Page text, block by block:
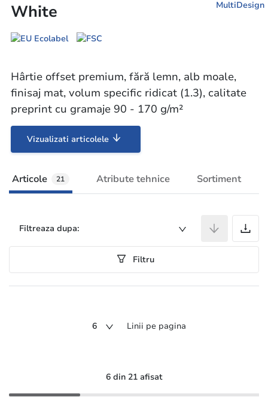
White
Hârtie offset premium, fără lemn, alb moale,
finisaj mat, volum specific ridicat (1.3), calitate
preprint cu gramaje 90 - 170 g/m²
Vizualizati articolele
Articole 21 Atribute tehnice Sortiment
Filtreaza dupa:
Filtru
6 Linii pe pagina
6 din 21 afisat